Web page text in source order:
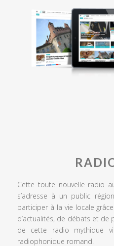
Cette toute nouvelle radio
s’adresse à un public
participer à la vie locale
d’actualités, de débats et de
de cette radio mythique
radiophonique romand.